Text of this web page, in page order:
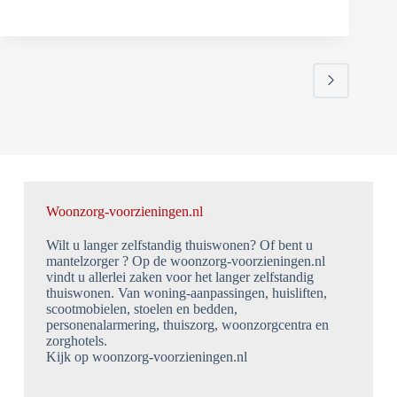
Woonzorg-voorzieningen.nl
Wilt u langer zelfstandig thuiswonen? Of bent u
mantelzorger ? Op de woonzorg-voorzieningen.nl
vindt u allerlei zaken voor het langer zelfstandig
thuiswonen. Van woning-aanpassingen, huisliften,
scootmobielen, stoelen en bedden,
personenalarmering, thuiszorg, woonzorgcentra en
zorghotels.
Kijk op woonzorg-voorzieningen.nl